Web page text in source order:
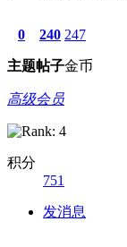
0
主题
240
帖子
247
金币
高级会员
积分
751
发消息